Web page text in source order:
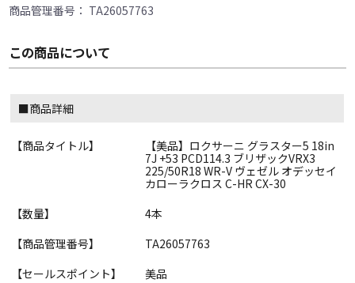
商品管理番号： TA26057763
この商品について
■商品詳細
【商品タイトル】
【美品】ロクサーニ グラスター5 18in
7J +53 PCD114.3 ブリザックVRX3
225/50R18 WR-V ヴェゼル オデッセイ
カローラクロス C-HR CX-30
【数量】
4本
【商品管理番号】
TA26057763
【セールスポイント】
美品